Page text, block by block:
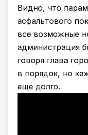
Видно, что
асфальтового
все возможные
администрация
говоря глава
в порядок, но
еще долго.